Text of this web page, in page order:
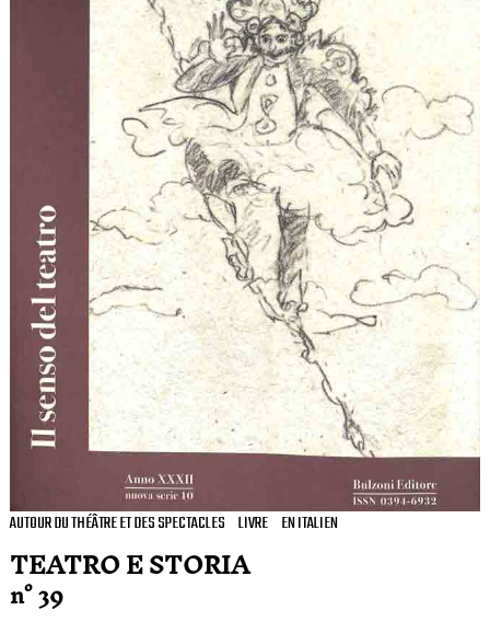
AUTOUR DU THÉÂTRE ET DES SPECTACLES LIVRE EN ITALIEN
TEATRO E STORIA
n° 39